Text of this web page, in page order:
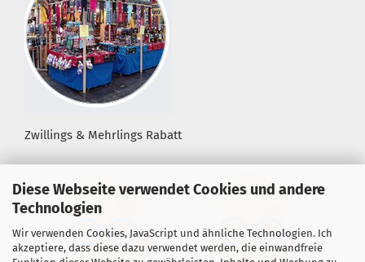
Diese Webseite verwendet Cookies und andere
Technologien
Wir verwenden Cookies, JavaScript und ähnliche Technologien. Ich
akzeptiere, dass diese dazu verwendet werden, die einwandfreie
Zwillings & Mehrlings Rabatt